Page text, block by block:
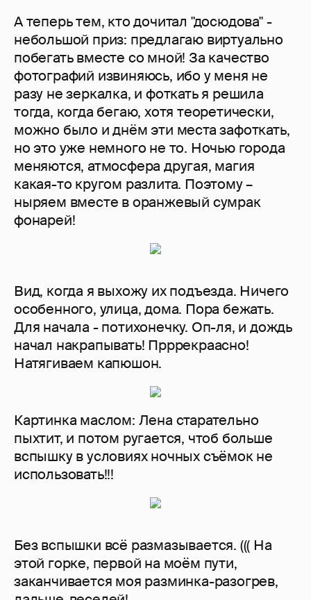
А теперь тем, кто дочитал "досюдова" -
небольшой приз: предлагаю виртуально
побегать вместе со мной! За качество
фотографий извиняюсь, ибо у меня не
разу не зеркалка, и фоткать я решила
тогда, когда бегаю, хотя теоретически,
можно было и днём эти места зафоткать,
но это уже немного не то. Ночью города
меняются, атмосфера другая, магия
какая-то кругом разлита. Поэтому –
ныряем вместе в оранжевый сумрак
фонарей!
Вид, когда я выхожу их подъезда. Ничего
особенного, улица, дома. Пора бежать.
Для начала - потихонечку. Оп-ля, и дождь
начал накрапывать! Прррекраасно!
Натягиваем капюшон.
Картинка маслом: Лена старательно
пыхтит, и потом ругается, чтоб больше
вспышку в условиях ночных съёмок не
использовать!!!
Без вспышки всё размазывается. ((( На
этой горке, первой на моём пути,
заканчивается моя разминка-разогрев,